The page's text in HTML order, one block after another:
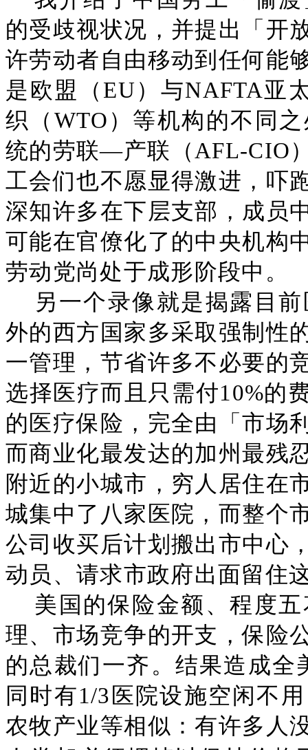
的受歧视状况，并提出「开
许劳动者自由移动到任何能
是欧盟（EU）与NAFTA亚
织（WTO）等机构的不同
统的劳联—产联（AFL-CIO
工会们也不愿显得激进，吓
深知许多在下层支部，成员
可能在官僚化了的中央机构
劳动党尚处于成形阶段中。
另一个录像就是揭露目
外的西方国家多采取强制性
一管理，节省许多不必要的
选择医疗而且只需付10%的
的医疗保险，完全由「市场
而商业化最发达的加州最残
附近的小城市，穷人居住在
城集中了八家医院，而整个
公司收买后计划搬出市中心
动员、请求市政府出面留住
美国的保险金额、程度
理、市场竞争的开支，保险
的总裁们一齐。结果造成
同时有1/3医院设施空闲不
农牧产业等相似：有许多人